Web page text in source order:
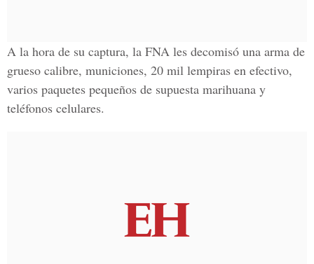
A la hora de su captura, la FNA les decomisó una arma de
grueso calibre, municiones, 20 mil lempiras en efectivo,
varios paquetes pequeños de supuesta marihuana y
teléfonos celulares.